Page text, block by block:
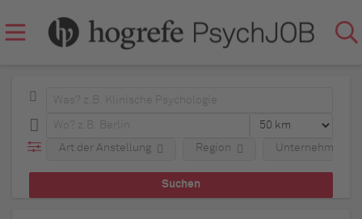
Art der Anstellung Region Unternehmen